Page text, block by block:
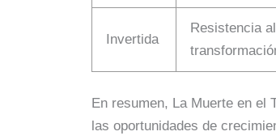
Invertida
Resistencia
En resumen, La Muerte en el
las oportunidades de